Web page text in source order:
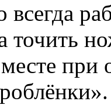
точить
при